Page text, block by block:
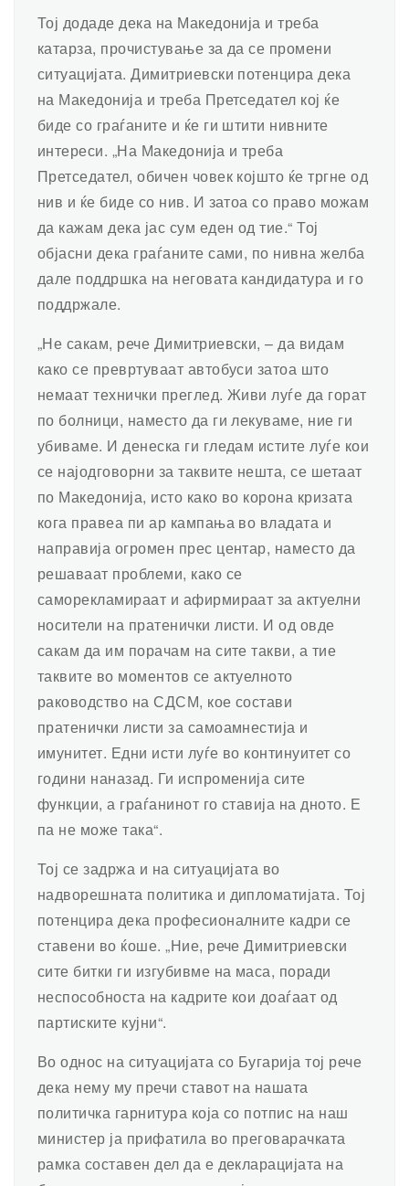
Тој додаде дека на Македонија и треба
катарза, прочистување за да се промени
ситуацијата. Димитриевски потенцира дека
на Македонија и треба Претседател кој ќе
биде со граѓаните и ќе ги штити нивните
интереси. „На Македонија и треба
Претседател, обичен човек којшто ќе тргне од
нив и ќе биде со нив. И затоа со право можам
да кажам дека јас сум еден од тие.“ Тој
објасни дека граѓаните сами, по нивна желба
дале поддршка на неговата кандидатура и го
поддржале.
„Не сакам, рече Димитриевски, – да видам
како се превртуваат автобуси затоа што
немаат технички преглед. Живи луѓе да горат
по болници, наместо да ги лекуваме, ние ги
убиваме. И денеска ги гледам истите луѓе кои
се најодговорни за таквите нешта, се шетаат
по Македонија, исто како во корона кризата
кога правеа пи ар кампања во владата и
направија огромен прес центар, наместо да
решаваат проблеми, како се
саморекламираат и афирмираат за актуелни
носители на пратенички листи. И од овде
сакам да им порачам на сите такви, а тие
таквите во моментов се актуелното
раководство на СДСМ, кое состави
пратенички листи за самоамнестија и
имунитет. Едни исти луѓе во континуитет со
години наназад. Ги испроменија сите
функции, а граѓанинот го ставија на дното. Е
па не може така“.
Тој се задржа и на ситуацијата во
надворешната политика и дипломатијата. Тој
потенцира дека професионалните кадри се
ставени во ќоше. „Ние, рече Димитриевски
сите битки ги изгубивме на маса, поради
неспособноста на кадрите кои доаѓаат од
партиските кујни“.
Во однос на ситуацијата со Бугарија тој рече
дека нему му пречи ставот на нашата
политичка гарнитура која со потпис на наш
министер ја прифатила во преговарачката
рамка составен дел да е декларацијата на